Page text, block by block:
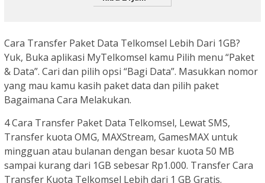
Cara Transfer Paket Data Telkomsel Lebih Dari 1GB?
Yuk, Buka aplikasi MyTelkomsel kamu Pilih menu “Paket
& Data”. Cari dan pilih opsi “Bagi Data”. Masukkan nomor
yang mau kamu kasih paket data dan pilih paket
Bagaimana Cara Melakukan.
4 Cara Transfer Paket Data Telkomsel, Lewat SMS,
Transfer kuota OMG, MAXStream, GamesMAX untuk
mingguan atau bulanan dengan besar kuota 50 MB
sampai kurang dari 1GB sebesar Rp1.000. Transfer Cara
Transfer Kuota Telkomsel Lebih dari 1 GB Gratis.